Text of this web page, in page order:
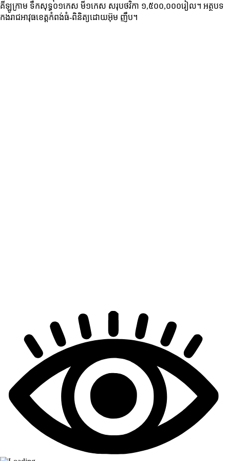
គីឡូក្រាម ទឹកសុទ្ធ០១កេស មី១កេស សរុបថវិកា ១,៥០០,០០០រៀល។ អត្ថបទ
កងរាជអាវុធខេត្តកំពង់ធំ-ពិនិត្យដោយអ៊ុម ញឹប។